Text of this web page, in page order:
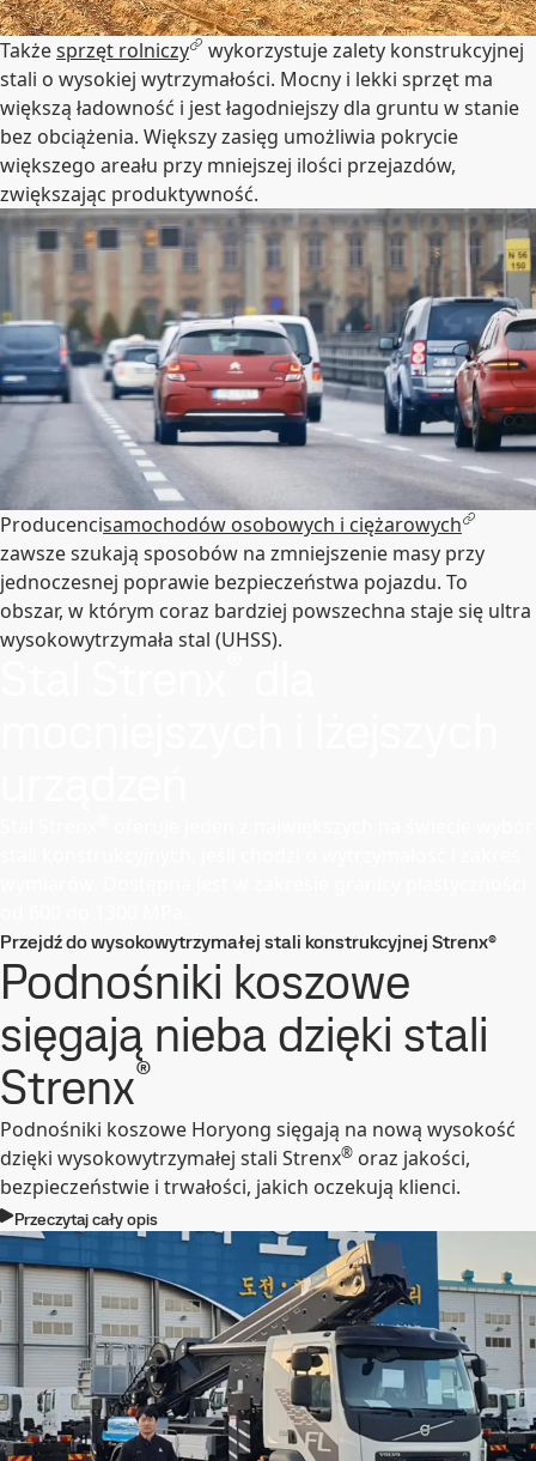
Takżesprzęt rolniczy
wykorzystuje zalety konstrukcyjnej
stali o wysokiej wytrzymałości. Mocny i lekki sprzęt ma
większą ładowność i jest łagodniejszy dla gruntu w stanie
bez obciążenia. Większy zasięg umożliwia pokrycie
większego areału przy mniejszej ilości przejazdów,
zwiększając produktywność.
Producencisamochodów osobowych i ciężarowych
zawsze szukają sposobów na zmniejszenie masy przy
jednoczesnej poprawie bezpieczeństwa pojazdu. To
obszar, w którym coraz bardziej powszechna staje się ultra
wysokowytrzymała stal (UHSS).
Przejdź do wysokowytrzymałej stali konstrukcyjnej Strenx®
Podnośniki koszowe
sięgają nieba dzięki stali
Strenx®
Podnośniki koszowe Horyong sięgają na nową wysokość
dzięki wysokowytrzymałej stali Strenx® oraz jakości,
bezpieczeństwie i trwałości, jakich oczekują klienci.
Przeczytaj cały opis